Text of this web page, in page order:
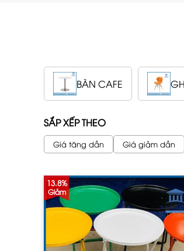
BÀN CAFE
SẮP XẾP THEO
Giá tăng dần Giá giảm dần
13.8%
Giảm